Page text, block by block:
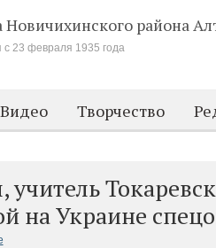
Новичихинского района
с 23 февраля 1935 года
Видео Творчество
учитель
на Украине